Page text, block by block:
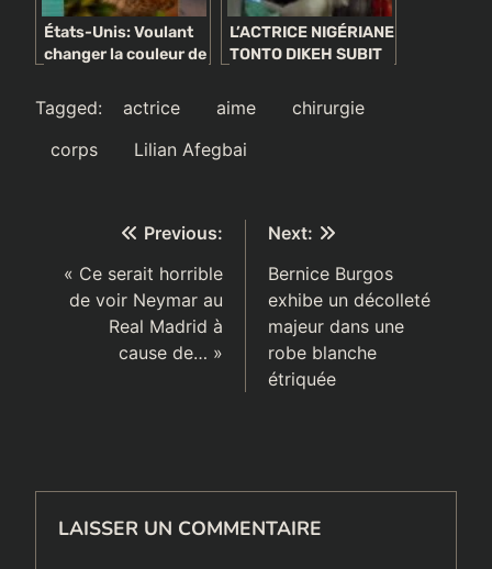
États-Unis: Voulant
changer la couleur de
arrive à un
mannequin (photos)
L’ACTRICE NIGÉRIANE
TONTO DIKEH SUBIT
ESTHÉTIQUE:
PHOTOS/VIDÉO
Tagged: actrice aime
chirurgie
corps
Lilian Afegbai
Navigation
de
l’article
Previous:
« Ce serait horrible
de voir Neymar au
Real Madrid à
cause de… »
Next:
Bernice Burgos
exhibe un décolleté
majeur dans une
robe blanche
étriquée
LAISSER UN COMMENTAIRE